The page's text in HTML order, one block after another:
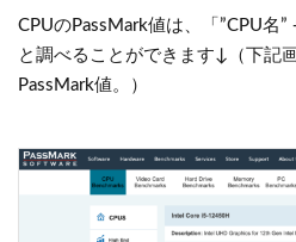
CPUのPassMark値は、「”CPU名”
と調べることができます↓（下記
PassMark値。）